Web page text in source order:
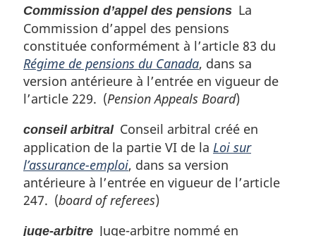
Commission d’appel des pensions La
Commission d’appel des pensions
constituée conformément à l’article 83 du
Régime de pensions du Canada, dans sa
version antérieure à l’entrée en vigueur de
l’article 229. (Pension Appeals Board)
conseil arbitralConseil arbitral créé en
application de la partie VI de la Loi sur
l’assurance-emploi, dans sa version
antérieure à l’entrée en vigueur de l’article
247. (board of referees)
juge-arbitre Juge-arbitre nommé en